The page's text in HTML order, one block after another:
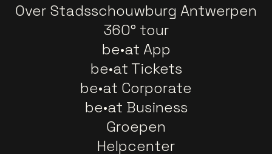
Over Stadsschouwburg Antwerpen
360° tour
be•at App
be•at Tickets
be•at Corporate
be•at Business
Groepen
Helpcenter